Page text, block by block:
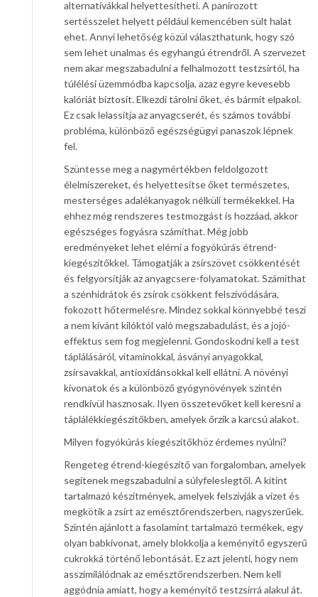
alternatívákkal helyettesítheti. A panírozott
sertésszelet helyett például kemencében sült halat
ehet. Annyi lehetőség közül választhatunk, hogy szó
sem lehet unalmas és egyhangú étrendről. A szervezet
nem akar megszabadulni a felhalmozott testzsírtól, ha
túlélési üzemmódba kapcsolja, azaz egyre kevesebb
kalóriát biztosít. Elkezdi tárolni őket, és bármit elpakol.
Ez csak lelassítja az anyagcserét, és számos további
probléma, különböző egészségügyi panaszok lépnek
fel.
Szüntesse meg a nagymértékben feldolgozott
élelmiszereket, és helyettesítse őket természetes,
mesterséges adalékanyagok nélküli termékekkel. Ha
ehhez még rendszeres testmozgást is hozzáad, akkor
egészséges fogyásra számíthat. Még jobb
eredményeket lehet elérni a fogyókúrás étrend-
kiegészítőkkel. Támogatják a zsírszövet csökkentését
és felgyorsítják az anyagcsere-folyamatokat. Számíthat
a szénhidrátok és zsírok csökkent felszívódására,
fokozott hőtermelésre. Mindez sokkal könnyebbé teszi
a nem kívánt kilóktól való megszabadulást, és a jojó-
effektus sem fog megjelenni. Gondoskodni kell a test
táplálásáról, vitaminokkal, ásványi anyagokkal,
zsírsavakkal, antioxidánsokkal kell ellátni. A növényi
kivonatok és a különböző gyógynövények szintén
rendkívül hasznosak. Ilyen összetevőket kell keresni a
táplálékkiegészítőkben, amelyek őrzik a karcsú alakot.
Milyen fogyókúrás kiegészítőkhöz érdemes nyúlni?
Rengeteg étrend-kiegészítő van forgalomban, amelyek
segítenek megszabadulni a súlyfeleslegtől. A kitint
tartalmazó készítmények, amelyek felszívják a vizet és
megkötik a zsírt az emésztőrendszerben, nagyszerűek.
Szintén ajánlott a fasolamint tartalmazó termékek, egy
olyan babkivonat, amely blokkolja a keményítő egyszerű
cukrokká történő lebontását. Ez azt jelenti, hogy nem
asszimilálódnak az emésztőrendszerben. Nem kell
aggódnia amiatt, hogy a keményítő testzsírrá alakul át.